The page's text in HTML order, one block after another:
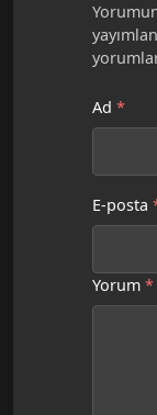
Ad *
E-posta
Yorum *